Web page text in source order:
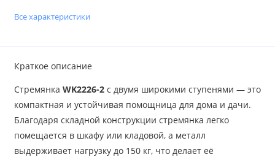
Все характеристики
Краткое описание
Стремянка WK2226-2с двумя широкими ступенями — это
компактная и устойчивая помощница для дома и дачи.
Благодаря складной конструкции стремянка легко
помещается в шкафу или кладовой, а металл
выдерживает нагрузку до 150 кг, что делает её